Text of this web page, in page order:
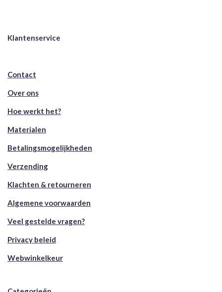
Klantenservice
Contact
Over ons
Hoe werkt het?
Materialen
Betalingsmogelijkheden
Verzending
Klachten & retourneren
Algemene voorwaarden
Veel gestelde vragen?
Privacy beleid
Webwinkelkeur